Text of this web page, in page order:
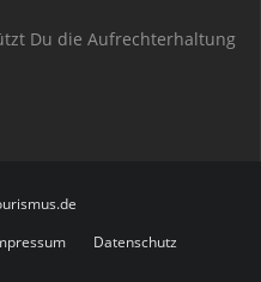
Du die Aufrechterhaltung
Datenschutz